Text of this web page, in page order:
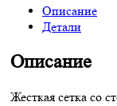
Описание
Детали
Описание
Жесткая сетка со